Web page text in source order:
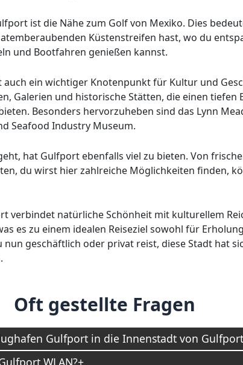
ist die Nähe zum Golf von Mexiko. Dies
Küstenstreifen hast, wo du
und Bootfahren genießen kannst.
ein wichtiger Knotenpunkt für Kultur und
Galerien und historische Stätten, die einen tiefen
Besonders hervorzuheben sind das Lynn
Seafood Industry Museum.
hat Gulfport ebenfalls viel zu bieten. Von
du wirst hier zahlreiche Möglichkeiten finden,
verbindet natürliche Schönheit mit kulturellem
es zu einem idealen Reiseziel sowohl für
geschäftlich oder privat reist, diese Stadt hat
Oft gestellte Fragen
Gulfport in die Innenstadt von
WLAN?